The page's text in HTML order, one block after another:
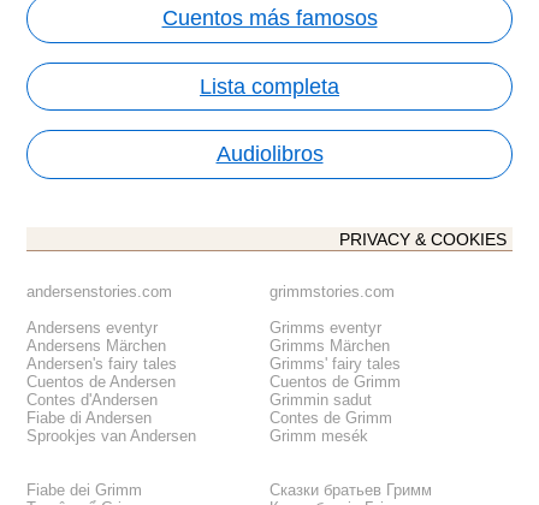
Cuentos más famosos
Lista completa
Audiolibros
PRIVACY & COOKIES
andersenstories.com
Andersens eventyr
Andersens Märchen
Andersen's fairy tales
Cuentos de Andersen
Contes d'Andersen
Fiabe di Andersen
Sprookjes van Andersen
grimmstories.com
Grimms eventyr
Grimms Märchen
Grimms' fairy tales
Cuentos de Grimm
Grimmin sadut
Contes de Grimm
Grimm mesék
Fiabe dei Grimm
Сказки братьев Гримм